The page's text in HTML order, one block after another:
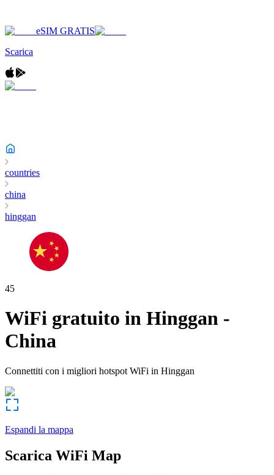
eSIM GRATIS
Scarica
countries
china
hinggan
45
WiFi gratuito in Hinggan -
China
Connettiti con i migliori hotspot WiFi in Hinggan
Espandi la mappa
Scarica WiFi Map